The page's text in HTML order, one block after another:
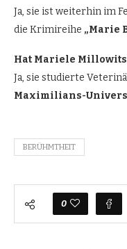
Ja, sie ist weiterhin im
die Krimireihe „Marie
Hat Mariele
Ja, sie studierte
Maximilians-
BERÜHMTHEIT
0